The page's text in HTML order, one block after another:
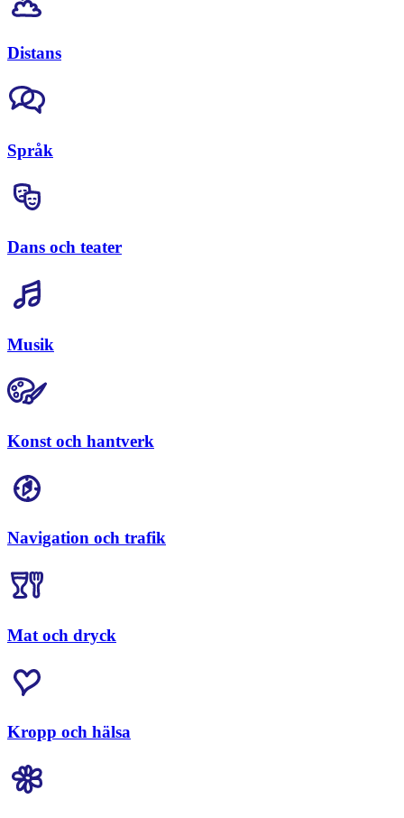
Distans
Språk
Dans och teater
Musik
Konst och hantverk
Navigation och trafik
Mat och dryck
Kropp och hälsa